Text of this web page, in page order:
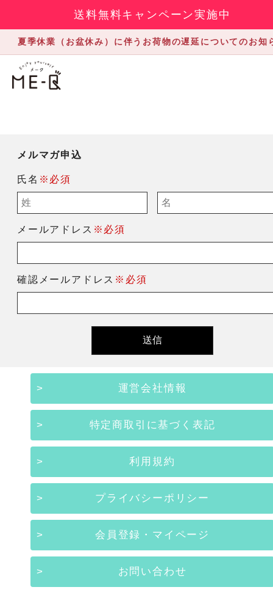
送料無料キャンペーン実施中
夏季休業（お盆休み）に伴うお荷物の遅延についてのお知
メルマガ申込
氏名 ※必須
メールアドレス ※必須
確認メールアドレス ※必須
運営会社情報
特定商取引に基づく表記
利用規約
プライバシーポリシー
会員登録・マイページ
お問い合わせ